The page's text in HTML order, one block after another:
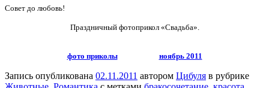
Совет до любовь!
Праздничный фотоприкол «Свадьба».
фото приколы ноябрь 2011
Запись опубликована 02.11.2011 автором Цибуля в рубрике